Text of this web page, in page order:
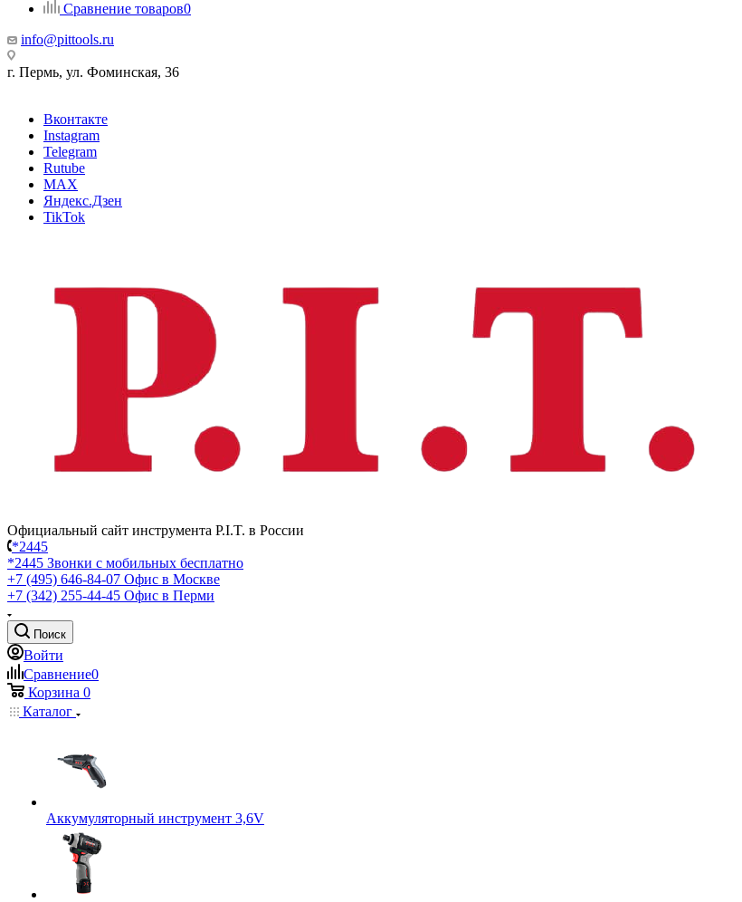
Сравнение товаров0
info@pittools.ru
г. Пермь, ул. Фоминская, 36
Вконтакте
Instagram
Telegram
Rutube
MAX
Яндекс.Дзен
TikTok
Официальный сайт инструмента P.I.T. в России
*2445
*2445 Звонки с мобильных бесплатно
+7 (495) 646-84-07 Офис в Москве
+7 (342) 255-44-45 Офис в Перми
Поиск
Войти
Сравнение0
Корзина 0
Каталог
Аккумуляторный инструмент 3,6V